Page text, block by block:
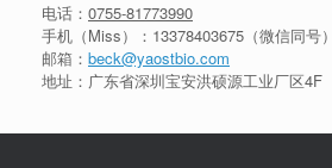
电话： 0755-81773990
手机（Miss）： 13378403675 （微信同号）
邮箱： beck@yaostbio.com
地址：广东省深圳宝安洪硕源工业厂区4F